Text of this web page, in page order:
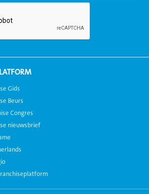
Gids
Beurs
Congres
nieuwsbrief